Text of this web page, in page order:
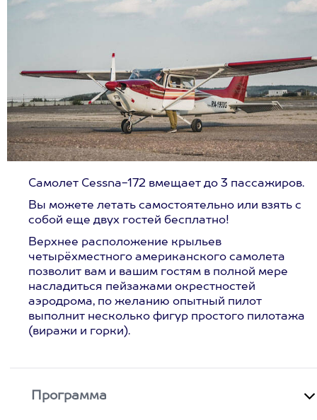
Самолет Cessna-172 вмещает до 3 пассажиров.
Вы можете летать самостоятельно или взять с
собой еще двух гостей бесплатно!
Верхнее расположение крыльев
четырёхместного американского самолета
позволит вам и вашим гостям в полной мере
насладиться пейзажами окрестностей
аэродрома, по желанию опытный пилот
выполнит несколько фигур простого пилотажа
(виражи и горки).
Программа